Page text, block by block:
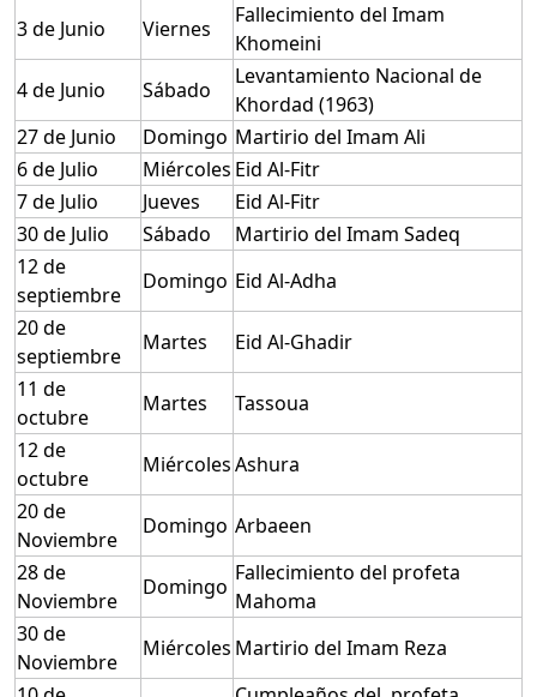
3 de Junio
Viernes
Fallecimiento del Imam
Khomeini
4 de Junio
Sábado
Levantamiento Nacional de
Khordad (1963)
27 de Junio
Domingo Martirio del Imam Ali
6 de Julio
Miércoles Eid Al-Fitr
7 de Julio
Jueves
Eid Al-Fitr
30 de Julio
Sábado
Martirio del Imam Sadeq
12 de
septiembre
Domingo Eid Al-Adha
20 de
septiembre
Martes
Eid Al-Ghadir
11 de
octubre
Martes
Tassoua
12 de
octubre
MiércolesAshura
20 de
Noviembre
Domingo Arbaeen
28 de
Noviembre
Domingo
Fallecimiento del profeta
Mahoma
30 de
Noviembre
Miércoles Martirio del Imam Reza